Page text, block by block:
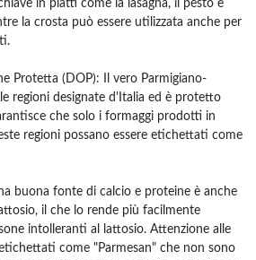
in piatti come la lasagna, il pesto e
la crosta può essere utilizzata anche per
Protetta (DOP): Il vero Parmigiano-
regioni designate d'Italia ed è protetto
che solo i formaggi prodotti in
regioni possano essere etichettati come
buona fonte di calcio e proteine è anche
il che lo rende più facilmente
intolleranti al lattosio. Attenzione alle
come "Parmesan" che non sono